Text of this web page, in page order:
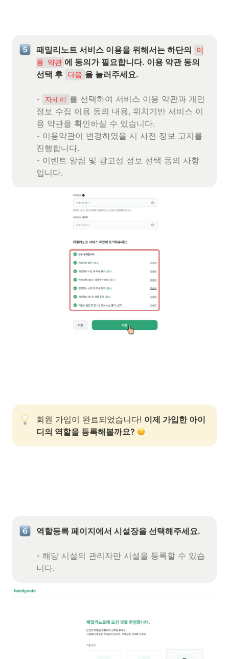
패밀리노트 서비스 이용을 위해서는 하단의
이
용 약관 에 동의가 필요합니다. 이용 약관 동의
선택 후
다음 을 눌러주세요.
- 자세히 를 선택하여 서비스 이용 약관과 개인
정보 수집 이용 동의 내용, 위치기반 서비스 이
용 약관을 확인하실 수 있습니다.
- 이용약관이 변경하였을 시 사전 정보 고지를
진행합니다.
- 이벤트 알림 및 광고성 정보 선택 동의 사항
입니다.
회원 가입이 완료되었습니다! 이제 가입한 아이
디의 역할을 등록해볼까요?
역할등록 페이지에서 시설장을 선택해주세요.
- 해당 시설의 관리자만 시설을 등록할 수 있습
니다.